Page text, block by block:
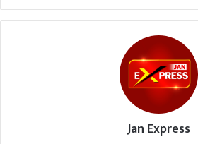
Jan Express